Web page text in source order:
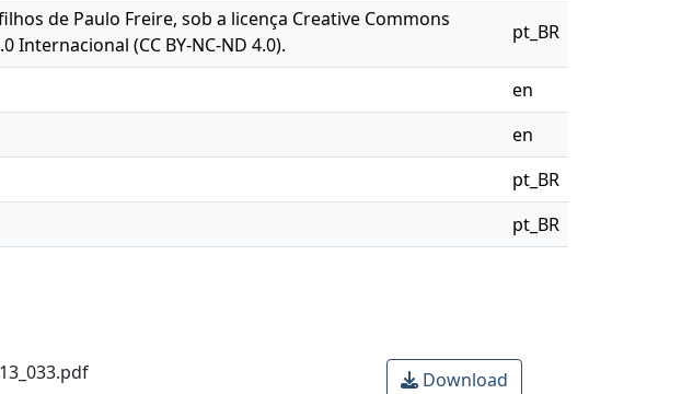
de Paulo Freire, sob a licença Creative Commons
Internacional (CC BY-NC-ND 4.0).
pt_BR
en
en
pt_BR
pt_BR
Download